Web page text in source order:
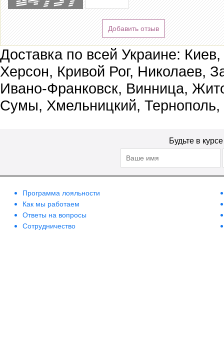
Добавить отзыв
Доставка по всей Украине:
Херсон, Кривой Рог, Николаев,
Ивано-Франковск, Винница,
Сумы, Хмельницкий, Тернополь,
Будьте в
Программа лояльности
Как мы работаем
Ответы на вопросы
Сотрудничество